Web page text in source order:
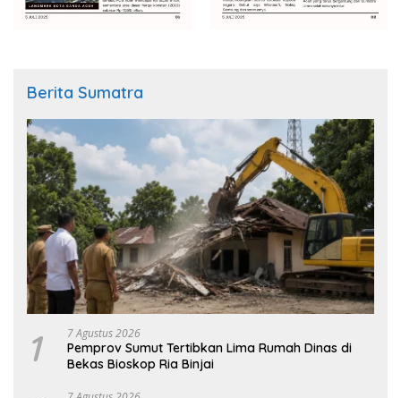
Berita Sumatra
1 7 Agustus 2026
Pemprov Sumut Tertibkan Lima Rumah Dinas di
Bekas Bioskop Ria Binjai